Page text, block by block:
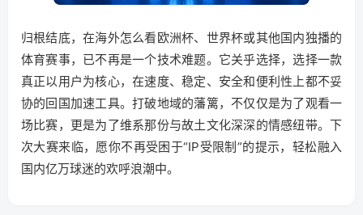
归根结底，在海外怎么看欧洲杯、世界杯或其他国内独播的
体育赛事，已不再是一个技术难题。它关乎选择，选择一款
真正以用户为核心，在速度、稳定、安全和便利性上都不妥
协的回国加速工具。打破地域的藩篱，不仅仅是为了观看一
场比赛，更是为了维系那份与故土文化深深的情感纽带。下
次大赛来临，愿你不再受困于“IP受限制”的提示，轻松融入
国内亿万球迷的欢呼浪潮中。